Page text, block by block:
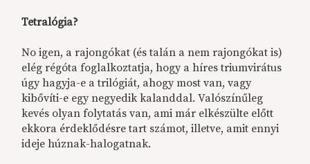
Tetralógia?
No igen, a rajongókat (és talán a nem rajongókat is)
elég régóta foglalkoztatja, hogy a híres triumvirátus
úgy hagyja-e a trilógiát, ahogy most van, vagy
kibővíti-e egy negyedik kalanddal. Valószínűleg
kevés olyan folytatás van, ami már elkészülte előtt
ekkora érdeklődésre tart számot, illetve, amit ennyi
ideje húznak-halogatnak.